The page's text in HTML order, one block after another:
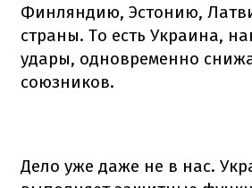
Финляндию, Эстонию,
страны. То есть Украина,
удары, одновременно
союзников.
Дело уже даже не в нас.